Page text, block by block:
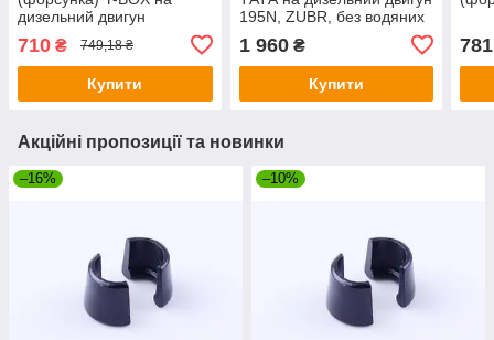
дизельний двигун
710 ₴ 749,18 ₴
Купити
195N, ZUBR, без водяних
діаметром 21 мм
1 960₴
Купити
781
Акційні пропозиції та новинки
–16% –10%